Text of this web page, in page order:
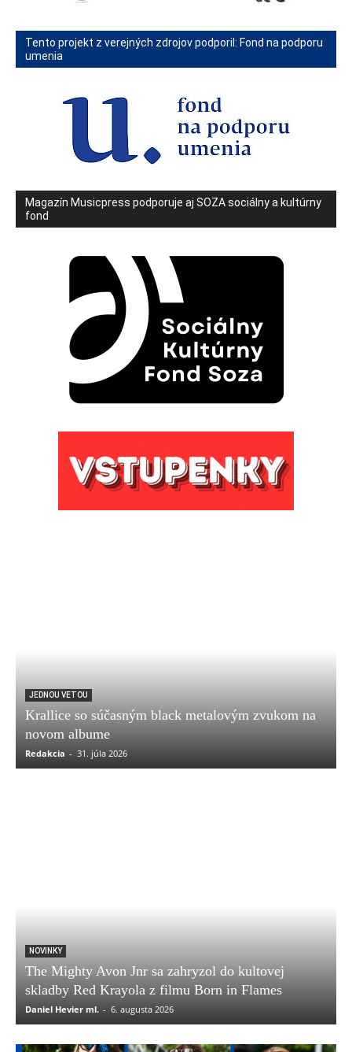
Tento projekt z verejných zdrojov podporil: Fond na podporu
umenia
Magazín Musicpress podporuje aj SOZA sociálny a kultúrny
fond
JEDNOU VETOU
Krallice so súčasným black metalovým zvukom na
novom albume
Redakcia - 31. júla 2026
NOVINKY
The Mighty Avon Jnr sa zahryzol do kultovej
skladby Red Krayola z filmu Born in Flames
Daniel Hevier ml. - 6. augusta 2026